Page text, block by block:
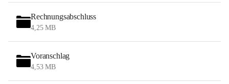
Rechnungsabschluss
4,25 MB
Voranschlag
4,53 MB